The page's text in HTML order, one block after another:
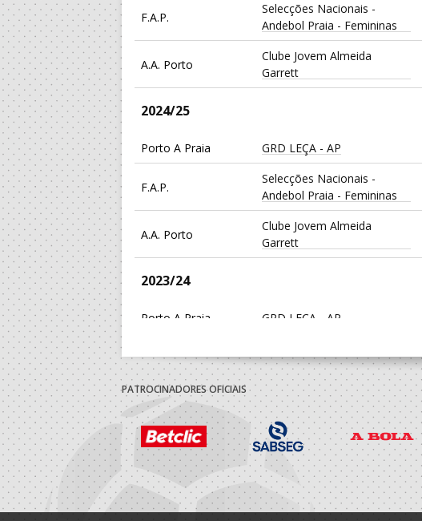
F.A.P.
Selecções Nacionais -
Andebol Praia - Femininas
A.A. Porto
Clube Jovem Almeida
Garrett
2024/25
Porto A Praia GRD LEÇA - AP
F.A.P.
Selecções Nacionais -
Andebol Praia - Femininas
A.A. Porto
Clube Jovem Almeida
Garrett
2023/24
Porto A Praia GRD LEÇA - AP
F.A.P.
Andebol Praia - Femininas
A.A. Porto
Clube Jovem Almeida
Garrett
2022/23
Porto A Praia GRD LEÇA - AP
PATROCINADORES OFICIAIS